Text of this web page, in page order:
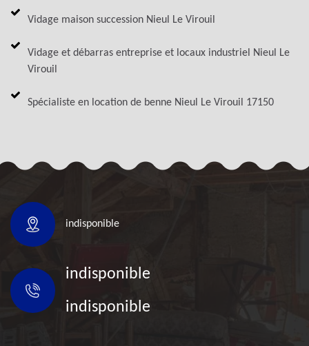
Vidage maison succession Nieul Le Virouil
Vidage et débarras entreprise et locaux industriel Nieul Le
Virouil
Spécialiste en location de benne Nieul Le Virouil 17150
indisponible
indisponible
indisponible